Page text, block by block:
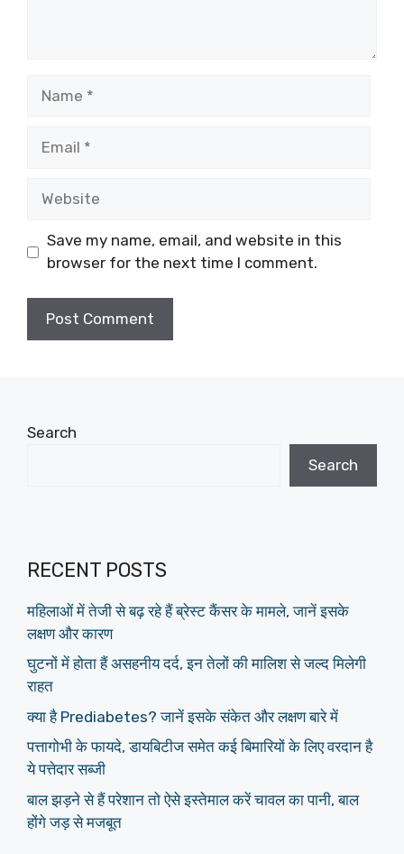
Save my name, email, and website in this
browser for the next time I comment.
Search
Search
RECENT POSTS
महिलाओं में तेजी से बढ़ रहे हैं ब्रेस्ट कैंसर के मामले, जानें इसके
लक्षण और कारण
घुटनों में होता हैं असहनीय दर्द, इन तेलों की मालिश से जल्द मिलेगी
राहत
क्या है Prediabetes? जानें इसके संकेत और लक्षण बारे में
पत्तागोभी के फायदे, डायबिटीज समेत कई बिमारियों के लिए वरदान है
ये पत्तेदार सब्जी
बाल झड़ने से हैं परेशान तो ऐसे इस्तेमाल करें चावल का पानी, बाल
होंगे जड़ से मजबूत